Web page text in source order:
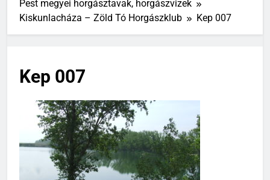
Pest megyei horgásztavak, horgászvizek
Kiskunlacháza – Zöld Tó Horgászklub
Kep 007
Kep 007